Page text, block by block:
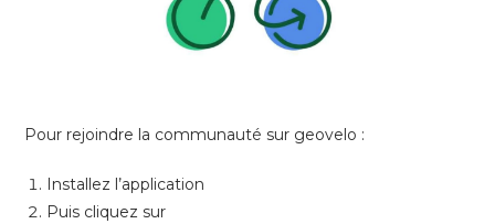
Pour rejoindre la communauté sur geovelo :
Installez l’application
Puis cliquez sur